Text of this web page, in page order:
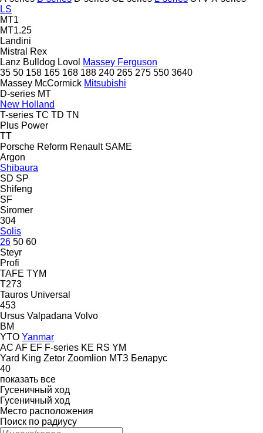
LS
MT1
MT1.25
Landini
Mistral
Rex
Lanz Bulldog Lovol Massey Ferguson
35 50 158 165 168 188 240 265 275 550 3640
Massey McCormick Mitsubishi
D-series MT
New Holland
T-series TC TD TN
Plus Power
TT
Porsche Reform Renault SAME
Argon
Shibaura
SD SP
Shifeng
SF
Siromer
304
Solis
26 50 60
Steyr
Profi
TAFE TYM
T273
Tauros Universal
453
Ursus Valpadana Volvo
BM
YTO Yanmar
AC AF EF F-series KE RS YM
Yard King Zetor Zoomlion МТЗ Беларус
40
показать все
Гусеничный ход
Гусеничный ход
Место расположения
Поиск по радиусу